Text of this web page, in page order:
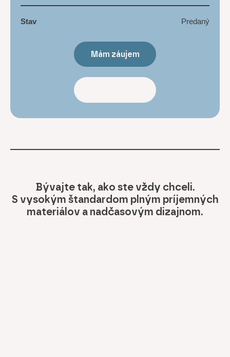
Stav Predaný
Mám záujem
Bývajte tak, ako ste vždy chceli.
S vysokým štandardom plným príjemných
materiálov a nadčasovým dizajnom.